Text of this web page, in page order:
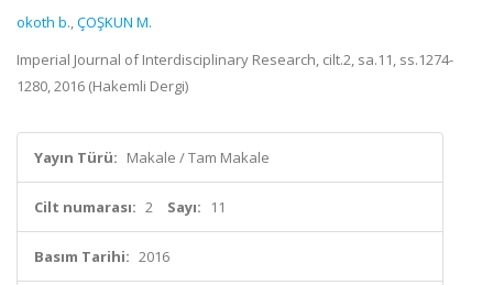
okoth b.,ÇOŞKUN M.
Imperial Journal of Interdisciplinary Research, cilt.2, sa.11, ss.1274-
1280, 2016 (Hakemli Dergi)
Yayın Türü: Makale / Tam Makale
Cilt numarası: 2 Sayı: 11
Basım Tarihi: 2016